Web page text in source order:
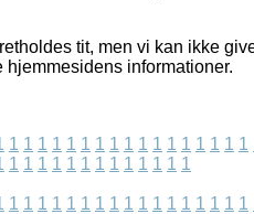
tit, men vi kan ikke
hjemmesidens informationer.
1 1 1 1 1 1 1 1 1 1 1 1 1 1 1 1 1
1 1 1 1 1 1 1 1 1 1 1 1 1
1 1 1 1 1 1 1 1 1 1 1 1 1 1 1 1 1